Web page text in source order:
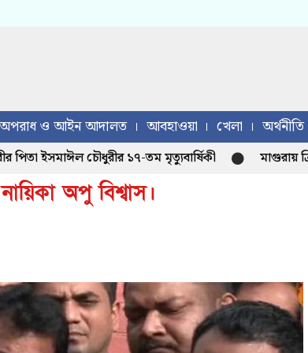
অপরাধ ও আইন আদালত আবহাওয়া খেলা
ইসমাঈল চৌধুরীর ১৭-তম মৃত্যুবার্ষিকী মাগুরায়
অপু বিশ্বাস।